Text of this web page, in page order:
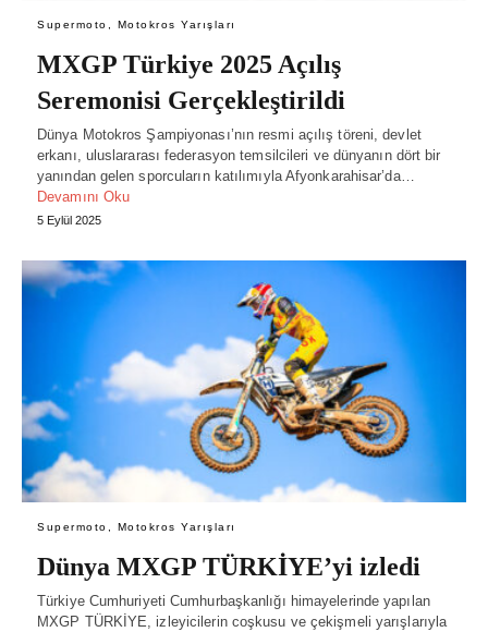
Supermoto, Motokros Yarışları
MXGP Türkiye 2025 Açılış
Seremonisi Gerçekleştirildi
Dünya Motokros Şampiyonası’nın resmi açılış töreni, devlet
erkanı, uluslararası federasyon temsilcileri ve dünyanın dört bir
yanından gelen sporcuların katılımıyla Afyonkarahisar’da…
Devamını Oku
5 Eylül 2025
Supermoto, Motokros Yarışları
Dünya MXGP TÜRKİYE’yi izledi
Türkiye Cumhuriyeti Cumhurbaşkanlığı himayelerinde yapılan
MXGP TÜRKİYE, izleyicilerin coşkusu ve çekişmeli yarışlarıyla